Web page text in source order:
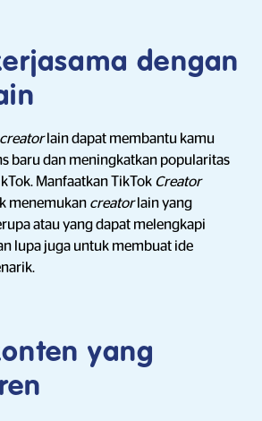
dengan
creatorlain dapat membantu kamu
baru dan meningkatkan popularitas
Manfaatkan TikTok Creator
menemukan creatorlain yang
atau yang dapat melengkapi
lupa juga untuk membuat ide
yang